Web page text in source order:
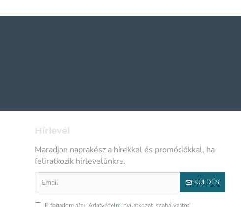
Hírlevél
Maradjon naprakész a hírekkel és promóciókkal, ha
feliratkozik hírlevelünkre.
KÜLDÉS
Elfogadom a(z) Adatvédelmi nyilatkozat szabályzatot!